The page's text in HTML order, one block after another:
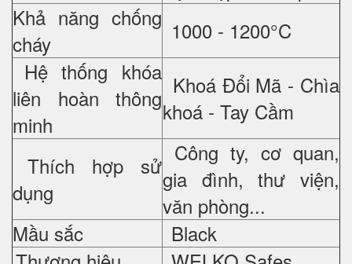
Khả năng chống
cháy
1000 - 1200°C
Hệ thống khóa
liên hoàn thông
minh
Khoá Đổi Mã - Chìa
khoá - Tay Cầm
Thích hợp sử
dụng
Công ty, cơ quan,
gia đình, thư viện,
văn phòng...
Mầu sắc
Black